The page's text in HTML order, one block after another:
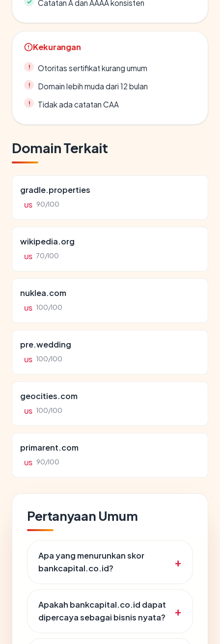
Catatan A dan AAAA konsisten
Kekurangan
Otoritas sertifikat kurang umum
Domain lebih muda dari 12 bulan
Tidak ada catatan CAA
Domain Terkait
gradle.properties
US 90/100
wikipedia.org
US 70/100
nuklea.com
US 100/100
pre.wedding
US 100/100
geocities.com
US 100/100
primarent.com
US 90/100
Pertanyaan Umum
Apa yang menurunkan skor
bankcapital.co.id?
Apakah bankcapital.co.id dapat
dipercaya sebagai bisnis nyata?